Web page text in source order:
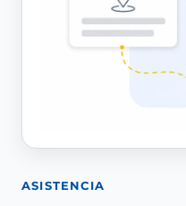
ASISTENCIA